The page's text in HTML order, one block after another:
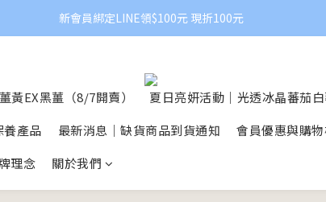
新會員綁定LINE領$100元 現折100元
黃EX黑薑（8/7開賣）
夏日亮妍活動｜光透冰晶蕃茄
養產品 最新消息｜缺貨商品到貨通知 會員優惠與購
理念 關於我們